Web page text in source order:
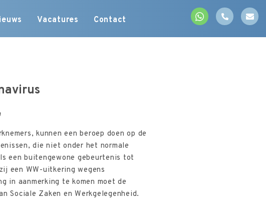
Vacatures Contact
kunnen een beroep doen op de
die niet onder het normale
een buitengewone gebeurtenis tot
een WW-uitkering wegens
in aanmerking te komen moet de
Sociale Zaken en Werkgelegenheid.